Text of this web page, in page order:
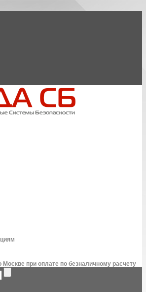
Москве при оплате по безналичному расчету